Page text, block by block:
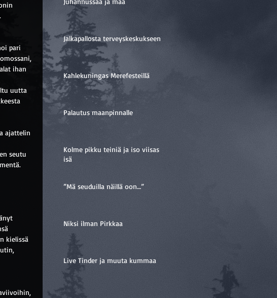
pari
ihan
uutta
ajattelin
seutu
kielissä
Jalkapallosta terveyskeskukseen
Kahlekuningas Merefesteillä
Palautus maanpinnalle
Kolme pikku teiniä ja iso viisas
isä
”Mä seuduilla näillä oon…”
Niksi ilman Pirkkaa
Live Tinder ja muuta kummaa